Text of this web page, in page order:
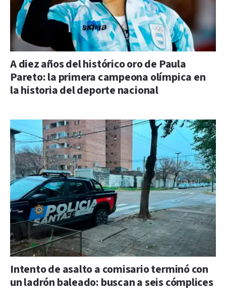
A diez años del histórico oro de Paula
Pareto: la primera campeona olímpica en
la historia del deporte nacional
Intento de asalto a comisario terminó con
un ladrón baleado: buscan a seis cómplices